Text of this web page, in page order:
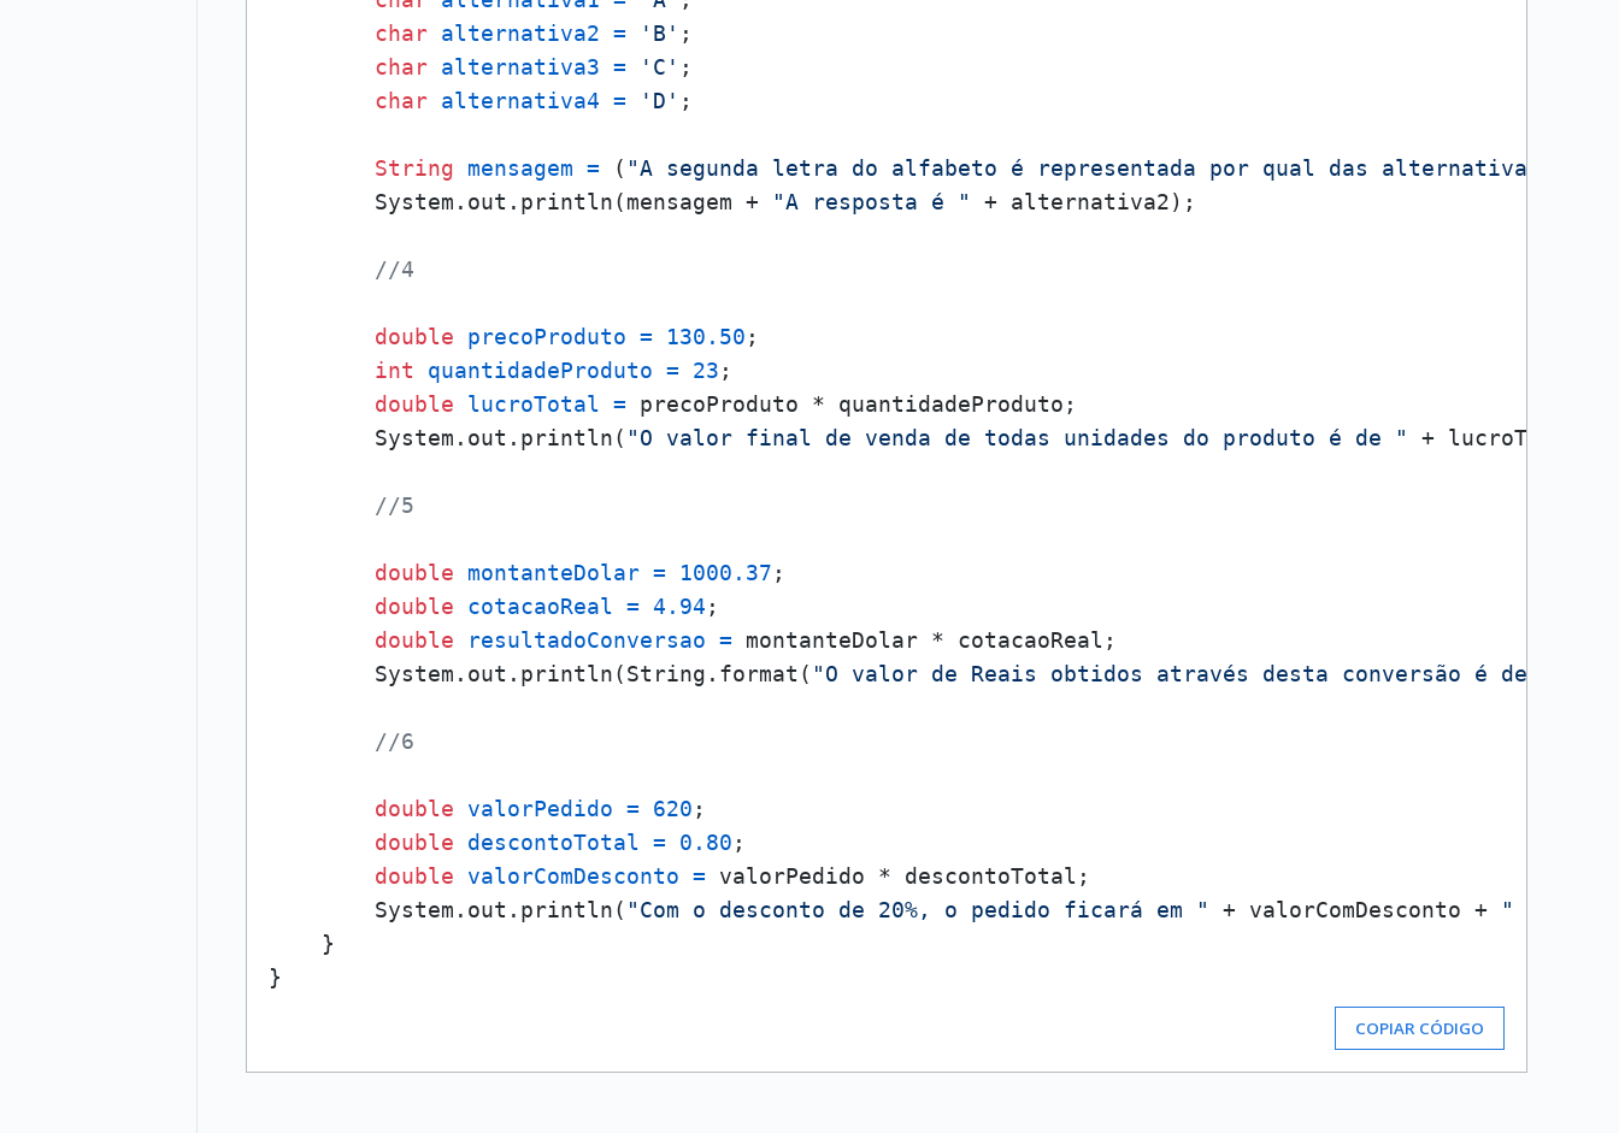
char alternativa2 = 'B' ;
char alternativa3 = 'C' ;
char alternativa4 = 'D' ;
String mensagem = ( "A segunda letra do alfabeto é representada por qual das alternativas?"
        System.out.println(mensagem +
"A resposta é " + alternativa2);
//4
double precoProduto = 130.50 ;
int
quantidadeProduto = 23 ;
double
lucroTotal = precoProduto * quantidadeProduto;
        System.out.println(
"O valor final de venda de todas unidades do produto é de " + lucroTotal);
//5
double montanteDolar = 1000.37 ;
double
cotacaoReal = 4.94 ;
double
resultadoConversao = montanteDolar * cotacaoReal;
        System.out.println(String.format(
"O valor de Reais obtidos através desta conversão é de %2f"
//6
double valorPedido = 620 ;
double
descontoTotal = 0.80 ;
double
valorComDesconto = valorPedido * descontoTotal;
        System.out.println(
"Com o desconto de 20%, o pedido ficará em " + valorComDesconto +
" reais."
    }
COPIAR CÓDIGO